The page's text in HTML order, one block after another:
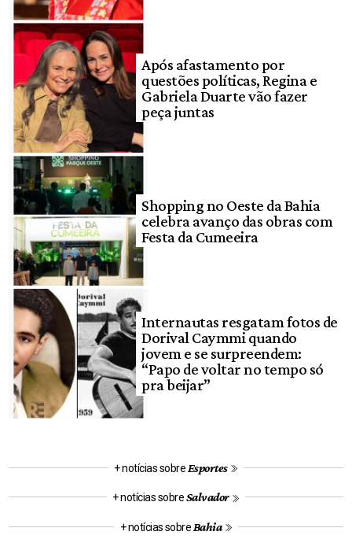
Após afastamento por
questões políticas, Regina e
Gabriela Duarte vão fazer
peça juntas
Shopping no Oeste da Bahia
celebra avanço das obras com
Festa da Cumeeira
Internautas resgatam fotos de
Dorival Caymmi quando
jovem e se surpreendem:
“Papo de voltar no tempo só
pra beijar”
+ notícias sobre Esportes
+ notícias sobreSalvador
+ notícias sobre Bahia